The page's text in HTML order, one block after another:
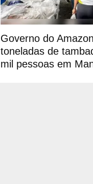
Governo do
toneladas de
mil pessoas em